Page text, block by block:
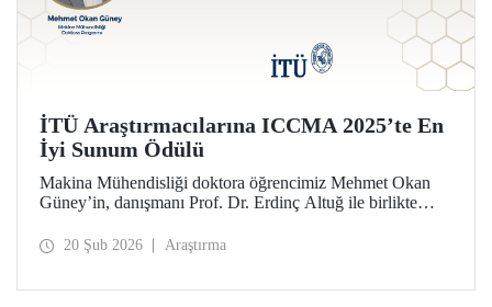
İTÜ Araştırmacılarına ICCMA 2025’te En
İyi Sunum Ödülü
Makina Mühendisliği doktora öğrencimiz Mehmet Okan
Güney’in, danışmanı Prof. Dr. Erdinç Altuğ ile birlikte
konferansında sunduğu bildiri, “Karmaşık Sistemlerde
20 Şub 2026 Araştırma